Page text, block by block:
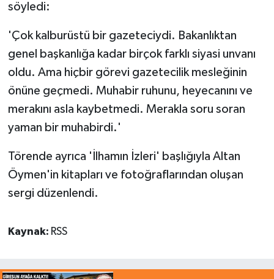
söyledi:
'Çok kalburüstü bir gazeteciydi. Bakanlıktan
genel başkanlığa kadar birçok farklı siyasi unvanı
oldu. Ama hiçbir görevi gazetecilik mesleğinin
önüne geçmedi. Muhabir ruhunu, heyecanını ve
merakını asla kaybetmedi. Merakla soru soran
yaman bir muhabirdi.'
Törende ayrıca 'İlhamın İzleri' başlığıyla Altan
Öymen'in kitapları ve fotoğraflarından oluşan
sergi düzenlendi.
Kaynak: RSS